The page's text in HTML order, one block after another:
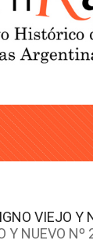
VIEJO Y
Y NUEVO Nº